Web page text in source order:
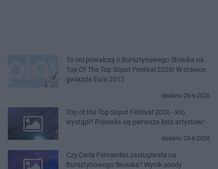
To oni powalczą o Bursztynowego Słowika na
Top Of The Top Sopot Festival 2026! W stawce
gwiazda Euro 2012
dodano 28-6-2026
Top of the Top Sopot Festival 2026 - kto
wystąpi? Pojawiła się pierwsza lista artystów!
dodano 23-6-2026
Czy Carla Fernandes zasługiwała na
Bursztynowego Słowika? Wynik sondy